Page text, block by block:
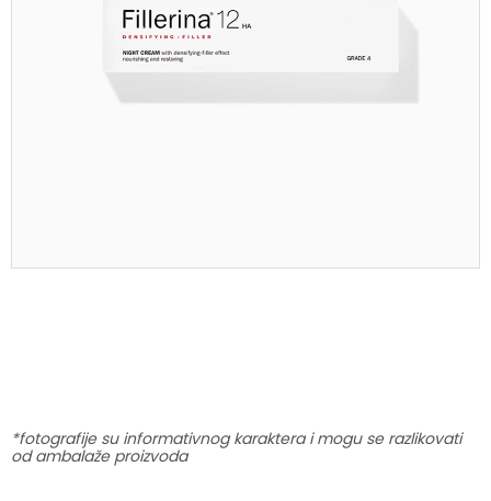
*fotografije su informativnog karaktera i mogu se razlikovati
od ambalaže proizvoda